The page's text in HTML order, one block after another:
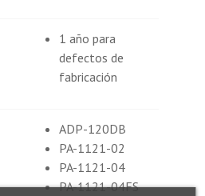
1 año para
defectos de
fabricación
ADP-120DB
PA-1121-02
PA-1121-04
PA-1121-04FS